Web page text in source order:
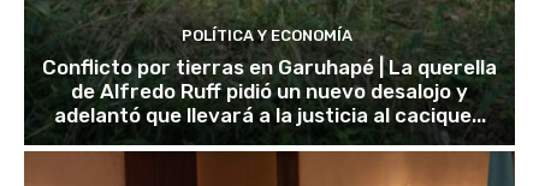
POLÍTICA Y ECONOMÍA
Conflicto por tierras en Garuhapé | La querella
de Alfredo Ruff pidió un nuevo desalojo y
adelantó que llevará a la justicia al cacique...